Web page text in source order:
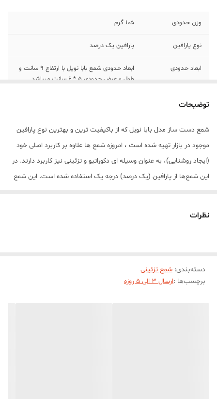
وزن حدودی 105 گرم
نوع پارافین پارافین یک درصد
ابعاد حدودی
ابعاد حدودی شمع بابا نویل با ارتفاع 9 سانت و
طول و عرض حدودی 5 * 6 سانت میباشد.
توضیحات
شمع دست ساز مدل بابا نویل که از باکیفیت ترین و بهترین نوع پارافین
موجود در بازار تهیه شده است ، امروزه شمع ها علاوه بر کاربرد اصلی خود
(ایجاد روشنایی)، به عنوان وسیله ای دکوراتیو و تزئینی نیز کاربرد دارند. در
این شمع‌ها از پارافین (یک درصد) درجه یک استفاده شده است. این شمع
نظرات
دسته‌بندی: شمع تزئینی
برچسب‌ها :ارسال 3 الی 5 روزه